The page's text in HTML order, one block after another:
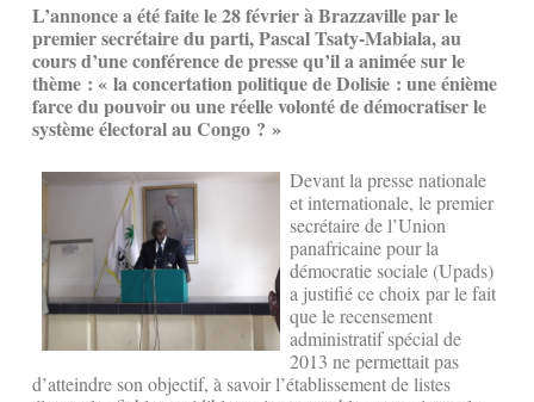
L’annonce a été faite le 28 février à Brazzaville par le
premier secrétaire du parti, Pascal Tsaty-Mabiala, au
cours d’une conférence de presse qu’il a animée sur le
thème : « la concertation politique de Dolisie : une énième
farce du pouvoir ou une réelle volonté de démocratiser le
système électoral au Congo ? »
Devant la presse nationale
et internationale, le premier
secrétaire de l’Union
panafricaine pour la
démocratie sociale (Upads)
a justifié ce choix par le fait
que le recensement
administratif spécial de
2013 ne permettait pas
d’atteindre son objectif, à savoir l’établissement de listes